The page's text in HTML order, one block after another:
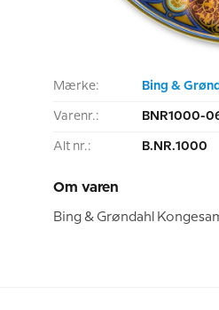
Mærke: Bing &
Varenr.: BNR1000-
Alt nr.: B.NR.1000
Om varen
Bing & Grøndahl